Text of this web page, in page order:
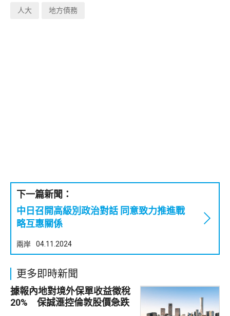
人大 地方債務
下一篇新聞：
中日召開高級別政治對話 同意致力推進戰
略互惠關係
兩岸 04.11.2024
更多即時新聞
據報內地對境外保單收益徵稅
20% 保誠滙控倫敦股價急跌